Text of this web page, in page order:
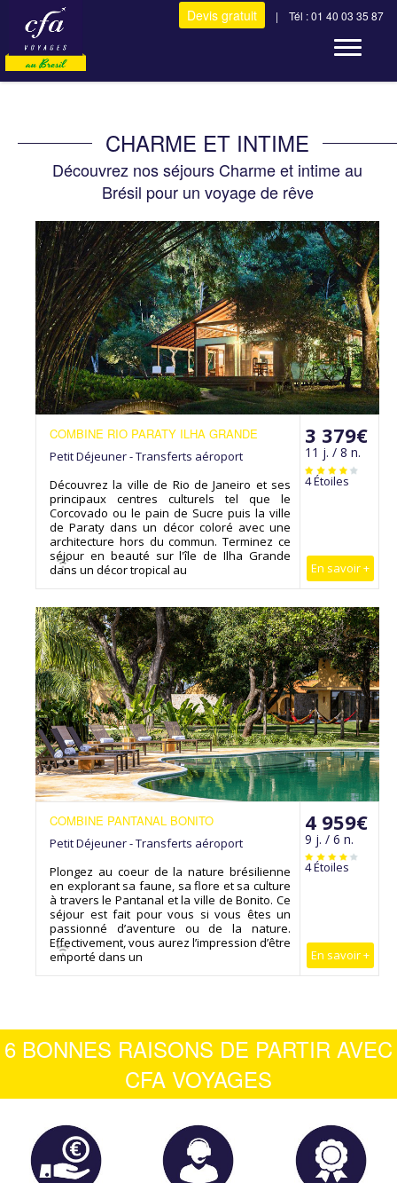
Devis gratuit | Tél : 01 40 03 35 87
Toggle
CHARME ET INTIME
Découvrez nos séjours Charme et intime au
Brésil pour un voyage de rêve
3 379€
11 j. / 8 n.
4 Étoiles
En savoir +
COMBINE RIO PARATY ILHA GRANDE
Petit Déjeuner - Transferts aéroport
Découvrez la ville de Rio de Janeiro et ses
principaux centres culturels tel que le
Corcovado ou le pain de Sucre puis la ville
de Paraty dans un décor coloré avec une
architecture hors du commun. Terminez ce
séjour en beauté sur l'île de Ilha Grande
dans un décor tropical au
4 959€
9 j. / 6 n.
4 Étoiles
En savoir +
COMBINE PANTANAL BONITO
Petit Déjeuner - Transferts aéroport
Plongez au coeur de la nature brésilienne
en explorant sa faune, sa flore et sa culture
à travers le Pantanal et la ville de Bonito. Ce
séjour est fait pour vous si vous êtes un
passionné d’aventure ou de la nature.
Effectivement, vous aurez l’impression d’être
emporté dans un
6 BONNES RAISONS DE PARTIR AVEC
CFA VOYAGES